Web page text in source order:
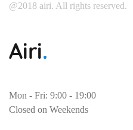
@2018 airi. All rights reserved.
Mon - Fri: 9:00 - 19:00
Closed on Weekends